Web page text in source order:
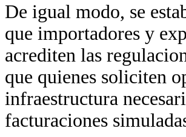
De igual modo, se
que importadores y
acrediten las
que quienes soliciten
infraestructura
facturaciones